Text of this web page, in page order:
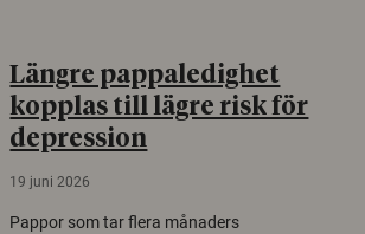
Längre pappaledighet
kopplas till lägre risk för
depression
19 juni 2026
Pappor som tar flera månaders